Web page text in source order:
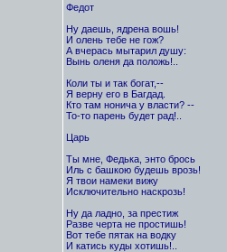
Федот
Ну даешь, ядрена вошь!
И олень тебе не гож?
А вчерась мытарил душу:
Вынь оленя да положь!..
Коли ты и так богат,--
Я верну его в Багдад.
Кто там нонича у власти? --
То-то парень будет рад!..
Царь
Ты мне, Федька, энто брось
Иль с башкою будешь врозь!
Я твои намеки вижу
Исключительно наскрозь!
Ну да ладно, за престиж
Разве черта не простишь!
Вот тебе пятак на водку
И катись куды хотишь!..